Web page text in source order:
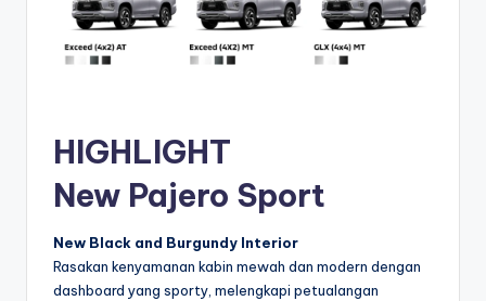
HIGHLIGHT
New Pajero Sport
New Black and Burgundy Interior
Rasakan kenyamanan kabin mewah dan modern dengan
dashboard yang sporty, melengkapi petualangan